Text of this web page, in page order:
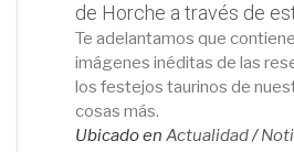
de Horche a través de
Te adelantamos que
imágenes inéditas de las
los festejos taurinos de
cosas más.
Ubicado en Actualidad/